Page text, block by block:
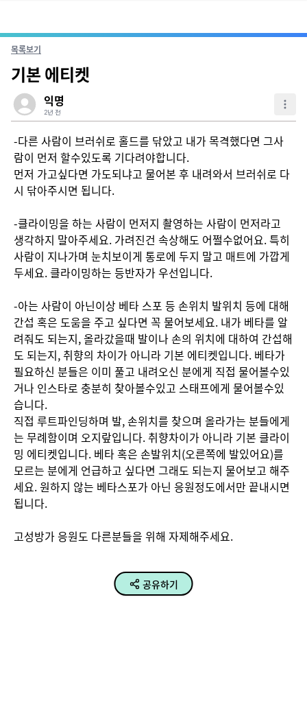
목록보기
기본 에티켓
익명
2년 전
-다른 사람이 브러쉬로 홀드를 닦았고 내가 목격했다면 그사
람이 먼저 할수있도록 기다려야합니다.
먼저 가고싶다면 가도되냐고 물어본 후 내려와서 브러쉬로 다
시 닦아주시면 됩니다.
-클라이밍을 하는 사람이 먼저지 촬영하는 사람이 먼저라고
생각하지 말아주세요. 가려진건 속상해도 어쩔수없어요. 특히
사람이 지나가며 눈치보이게 통로에 두지 말고 매트에 가깝게
두세요. 클라이밍하는 등반자가 우선입니다.
-아는 사람이 아닌이상 베타 스포 등 손위치 발위치 등에 대해
간섭 혹은 도움을 주고 싶다면 꼭 물어보세요. 내가 베타를 알
려줘도 되는지, 올라갔을때 발이나 손의 위치에 대하여 간섭해
도 되는지, 취향의 차이가 아니라 기본 에티켓입니다. 베타가
필요하신 분들은 이미 풀고 내려오신 분에게 직접 물어볼수있
거나 인스타로 충분히 찾아볼수있고 스태프에게 물어볼수있
습니다.
직접 루트파인딩하며 발, 손위치를 찾으며 올라가는 분들에게
는 무례함이며 오지랖입니다. 취향차이가 아니라 기본 클라이
밍 에티켓입니다. 베타 혹은 손발위치(오른쪽에 발있어요)를
모르는 분에게 언급하고 싶다면 그래도 되는지 물어보고 해주
세요. 원하지 않는 베타스포가 아닌 응원정도에서만 끝내시면
됩니다.
고성방가 응원도 다른분들을 위해 자제해주세요.
공유하기